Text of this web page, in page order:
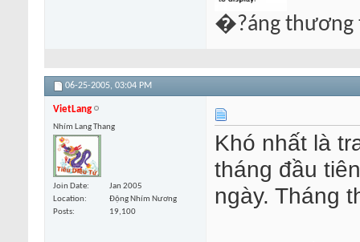
�?áng thương
06-25-2005, 03:04 PM
VietLang
Nhím Lang Thang
Join Date
Jan 2005
Location
Động Nhím Nương
Posts
19,100
Khó nhất là
tháng đầu
ngày. Tháng